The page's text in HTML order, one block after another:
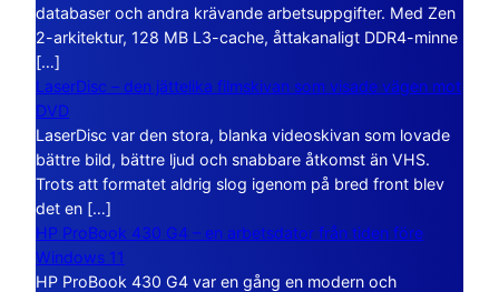
databaser och andra krävande arbetsuppgifter. Med Zen
2-arkitektur, 128 MB L3-cache, åttakanaligt DDR4-minne
[…]
LaserDisc – den jättelika filmskivan som visade vägen mot
DVD
LaserDisc var den stora, blanka videoskivan som lovade
bättre bild, bättre ljud och snabbare åtkomst än VHS.
Trots att formatet aldrig slog igenom på bred front blev
det en […]
HP ProBook 430 G4 – en arbetsdator från tiden före
Windows 11
HP ProBook 430 G4 var en gång en modern och